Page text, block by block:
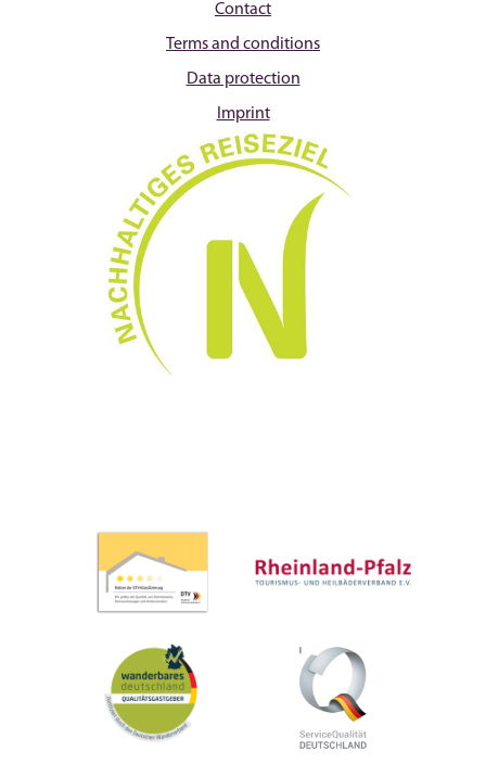
Contact
Terms and conditions
Data protection
Imprint